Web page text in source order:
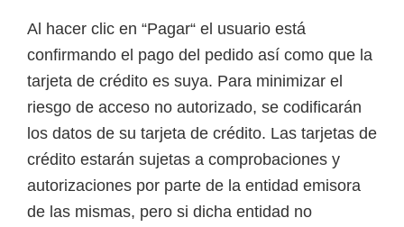
Al hacer clic en “Pagar“ el usuario está
confirmando el pago del pedido así como que la
tarjeta de crédito es suya. Para minimizar el
riesgo de acceso no autorizado, se codificarán
los datos de su tarjeta de crédito. Las tarjetas de
crédito estarán sujetas a comprobaciones y
autorizaciones por parte de la entidad emisora
de las mismas, pero si dicha entidad no